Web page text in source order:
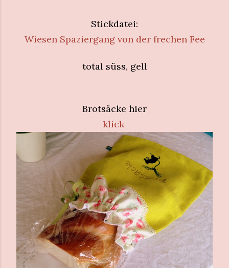
Stickdatei:
Wiesen Spaziergang von der frechen Fee
total süss, gell
Brotsäcke hier
klick